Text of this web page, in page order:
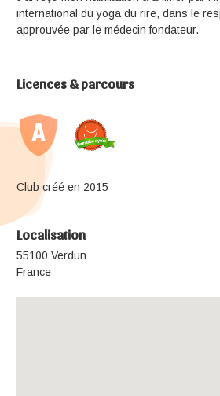
international du yoga du rire, dans le
approuvée par le médecin fondateur.
Licences & parcours
Club créé en 2015
Localisation
55100 Verdun
France